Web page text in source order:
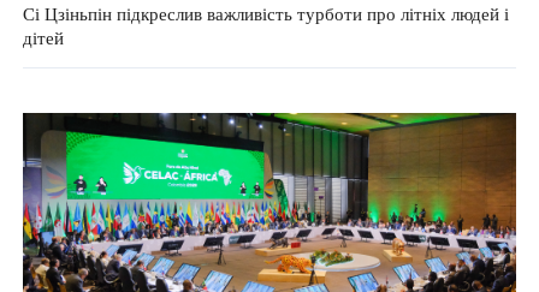
Сі Цзіньпін підкреслив важливість турботи про літніх людей і
дітей